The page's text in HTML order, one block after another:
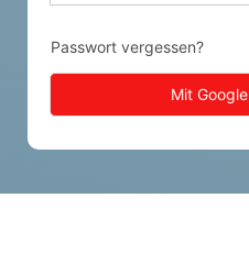
Anmelden
Passwort vergessen?
Mit